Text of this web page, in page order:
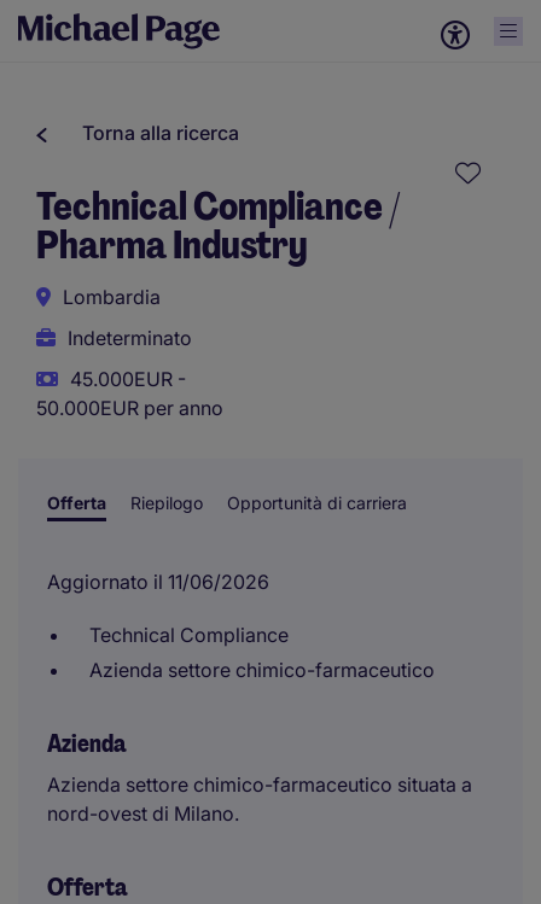
Torna alla ricerca
Technical Compliance /
Pharma Industry
Lombardia
Indeterminato
45.000EUR -
50.000EUR per anno
Offerta Riepilogo Opportunità di carriera
Aggiornato il 11/06/2026
Technical Compliance
Azienda settore chimico-farmaceutico
Azienda
Azienda settore chimico-farmaceutico situata a
nord-ovest di Milano.
Offerta